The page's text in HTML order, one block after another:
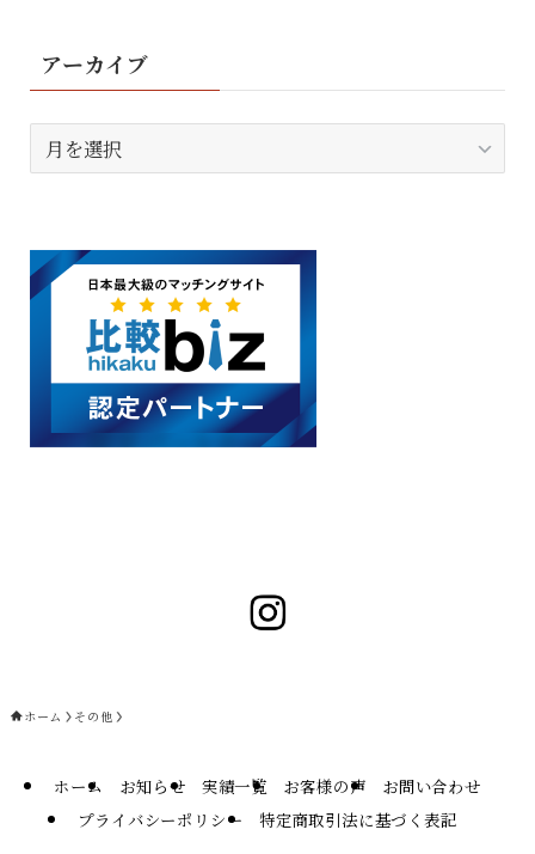
アーカイブ
ー
ブ
ホーム その他
ホーム お知らせ 実績一覧 お客様の声
お問い合わせ
プライバシーポリシー
特定商取引法に基づく表記